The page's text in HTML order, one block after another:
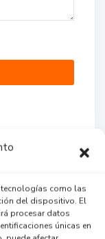
tecnologías como las
del dispositivo. El
procesar datos
únicas en